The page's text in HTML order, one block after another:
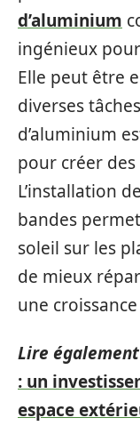
d’aluminium
ingénieux
Elle peut être
diverses
d’aluminium
pour créer
L’installation
bandes
soleil sur les
de mieux
une
Lire
: un
espace